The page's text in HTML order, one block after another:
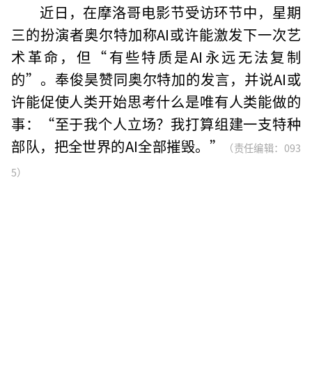
近日，在摩洛哥电影节受访环节中，星期
三的扮演者奥尔特加称AI或许能激发下一次艺
术革命，但“有些特质是AI永远无法复制
的”。奉俊昊赞同奥尔特加的发言，并说AI或
许能促使人类开始思考什么是唯有人类能做的
事：“至于我个人立场？我打算组建一支特种
部队，把全世界的AI全部摧毁。”
（责任编辑：093
5）